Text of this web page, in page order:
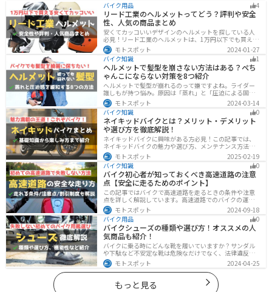
バイク用品 4
リード工業のヘルメットってどう？評判や安全
性、人気の商品まとめ
安くてカッコいいデザインのヘルメットを探している人
必見！リード工業のヘルメットは、1万円以下でも買える
ヘルメットが多数あります。安全基準もしっかりクリア
しており、安全性にも優れています。種類も豊富でカス
タム用のシールドもあるので、クールに決めたい人にオ
ススメです。
モトスポット
2024-01-27
バイク知識
1
ヘルメットで髪型を崩さない方法はある？ぺち
ゃんこにならない対策を8つ紹介
ヘルメットで髪型が崩れるのって嫌ですよね。ライダー
誰しもが持つ悩み。原因は「蒸れ」と「圧迫による固
定」です。原因に対してしっかりと対策すればヘルメッ
トを被っても髪型を崩さなくすることは可能です。今回
はその方法をまとめました。バイクに乗って髪型が崩れ
るのが気になるという人は、参考にしてください。
モトスポット
2024-03-14
バイク知識
0
ネイキッドバイクとは？メリット・デメリット
や選び方を徹底解説！
ネイキッドバイクに興味がある方必見！この記事では、
ネイキッドバイクの魅力や選び方、メンテナンス方法な
どを解説しています。実は、ネイキッドバイクは、操作
性に優れており、初心者にも優しいバイクです。この記
事を読めば、ネイキッドバイクへの理解が深まります。
モトスポット
2025-02-19
バイク知識
0
バイク初心者が知っておくべき高速道路の注意
点【安全に走るためのポイント】
この記事ではバイクで高速道路を走るときの条件や注意
点を詳しく解説しています。高速道路でのバイクの運転
に不安を感じていませんか？実は安全に運転するには、
走行条件や注意点を正しく理解することが大切です。高
速道路でも安全にバイクの運転を楽しむ方法を紹介しま
す！
モトスポット
2024-09-18
バイク用品
0
バイクシューズの種類や選び方！オススメの人
気商品も紹介！
バイクに乗る時にどんな靴を履いていますか？サンダル
や下駄など不安定な靴は危険なだけでなく、法律違反に
なる可能性もあります。バイクに乗るときはバイク用に
作られた専用の靴を履くようにしましょう。操作性や安
全性の向上性だけでなく、バイクとの一体感でよりカッ
コよくなります。
モトスポット 2024-04-25
もっと見る